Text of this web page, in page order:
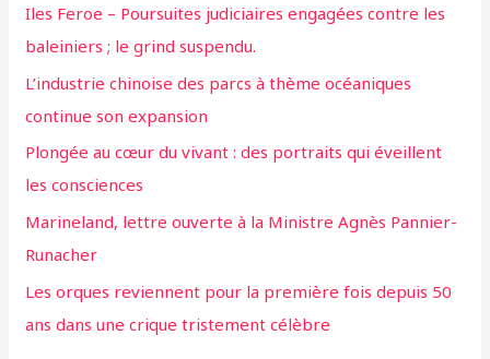
Iles Feroe – Poursuites judiciaires engagées contre les
baleiniers ; le grind suspendu.
L’industrie chinoise des parcs à thème océaniques
continue son expansion
Plongée au cœur du vivant : des portraits qui éveillent
les consciences
Marineland, lettre ouverte à la Ministre Agnès Pannier-
Runacher
Les orques reviennent pour la première fois depuis 50
ans dans une crique tristement célèbre